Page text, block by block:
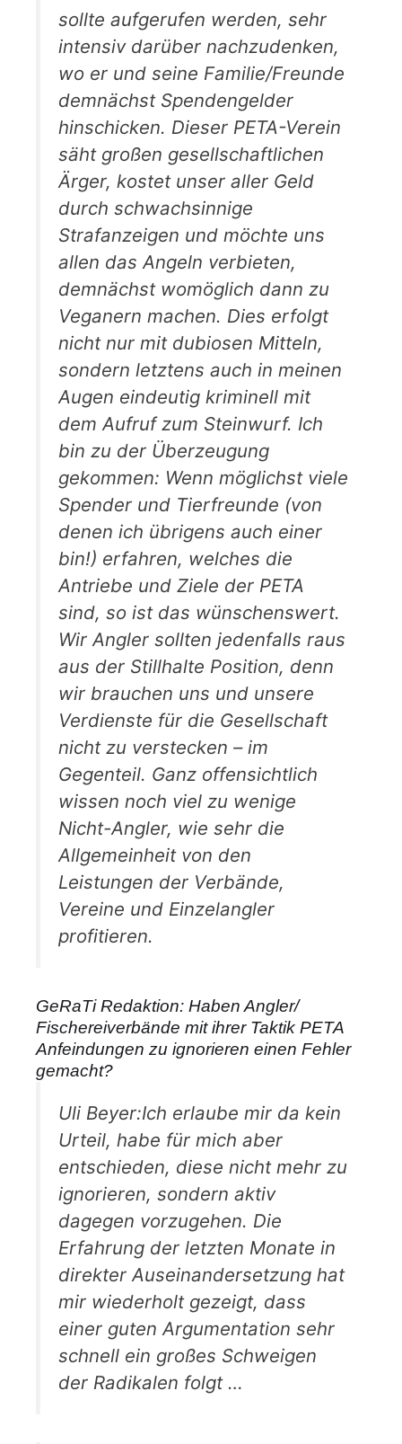
sollte aufgerufen werden, sehr
intensiv darüber nachzudenken,
wo er und seine Familie/Freunde
demnächst Spendengelder
hinschicken. Dieser PETA-Verein
säht großen gesellschaftlichen
Ärger, kostet unser aller Geld
durch schwachsinnige
Strafanzeigen und möchte uns
allen das Angeln verbieten,
demnächst womöglich dann zu
Veganern machen. Dies erfolgt
nicht nur mit dubiosen Mitteln,
sondern letztens auch in meinen
Augen eindeutig kriminell mit
dem Aufruf zum Steinwurf. Ich
bin zu der Überzeugung
gekommen: Wenn möglichst viele
Spender und Tierfreunde (von
denen ich übrigens auch einer
bin!) erfahren, welches die
Antriebe und Ziele der PETA
sind, so ist das wünschenswert.
Wir Angler sollten jedenfalls raus
aus der Stillhalte Position, denn
wir brauchen uns und unsere
Verdienste für die Gesellschaft
nicht zu verstecken – im
Gegenteil. Ganz offensichtlich
wissen noch viel zu wenige
Nicht-Angler, wie sehr die
Allgemeinheit von den
Leistungen der Verbände,
Vereine und Einzelangler
profitieren.
GeRaTi Redaktion: Haben Angler/
Fischereiverbände mit ihrer Taktik PETA
Anfeindungen zu ignorieren einen Fehler
gemacht?
Uli Beyer:Ich erlaube mir da kein
Urteil, habe für mich aber
entschieden, diese nicht mehr zu
ignorieren, sondern aktiv
dagegen vorzugehen. Die
Erfahrung der letzten Monate in
direkter Auseinandersetzung hat
mir wiederholt gezeigt, dass
einer guten Argumentation sehr
schnell ein großes Schweigen
der Radikalen folgt …